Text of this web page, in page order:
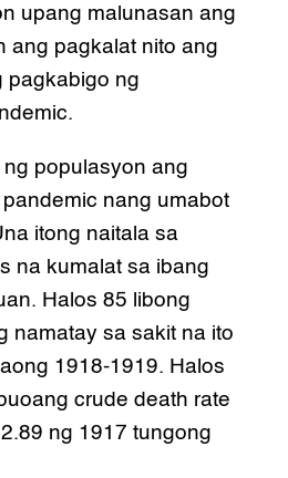
upang malunasan ang
ang pagkalat nito ang
pagkabigo ng
populasyon ang
nang umabot
itong naitala sa
na kumalat sa ibang
Halos 85 libong
namatay sa sakit na ito
1918-1919. Halos
crude death rate
ng 1917 tungong